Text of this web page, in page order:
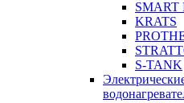
SMART
KRATS
S-TANK